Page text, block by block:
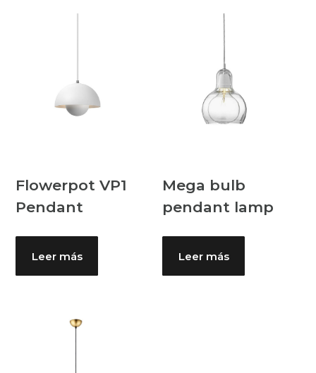
Flowerpot VP1
Pendant
Leer más
Mega bulb
pendant lamp
Leer más